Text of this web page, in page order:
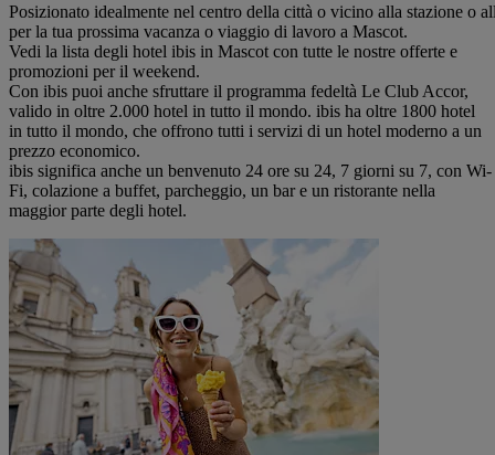
Posizionato idealmente nel centro della città o vicino alla stazione o
per la tua prossima vacanza o viaggio di lavoro a Mascot.
Vedi la lista degli hotel ibis in Mascot con tutte le nostre offerte e
promozioni per il weekend.
Con ibis puoi anche sfruttare il programma fedeltà Le Club Accor,
valido in oltre 2.000 hotel in tutto il mondo. ibis ha oltre 1800 hotel
in tutto il mondo, che offrono tutti i servizi di un hotel moderno a un
prezzo economico.
ibis significa anche un benvenuto 24 ore su 24, 7 giorni su 7, con Wi-
Fi, colazione a buffet, parcheggio, un bar e un ristorante nella
maggior parte degli hotel.